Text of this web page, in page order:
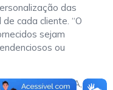
das
cada cliente. “O
sejam
ou
integração da IA, há